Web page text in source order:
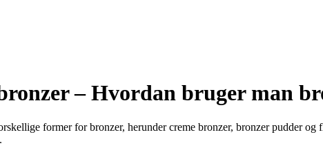
– Hvordan bruger man
former for bronzer, herunder creme bronzer, bronzer pudder